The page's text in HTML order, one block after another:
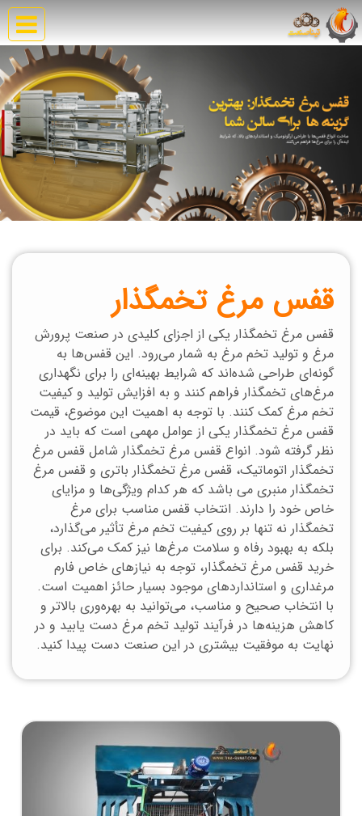
قفس مرغ تخمگذار
قفس مرغ تخمگذار یکی از اجزای کلیدی در صنعت پرورش
مرغ و تولید تخم مرغ به شمار می‌رود. این قفس‌ها به
گونه‌ای طراحی شده‌اند که شرایط بهینه‌ای را برای نگهداری
مرغ‌های تخمگذار فراهم کنند و به افزایش تولید و کیفیت
تخم مرغ کمک کنند. با توجه به اهمیت این موضوع، قیمت
قفس مرغ تخمگذار یکی از عوامل مهمی است که باید در
نظر گرفته شود. انواع قفس مرغ تخمگذار شامل قفس مرغ
تخمگذار اتوماتیک، قفس مرغ تخمگذار باتری و قفس مرغ
تخمگذار منبری می باشد که هر کدام ویژگی‌ها و مزایای
خاص خود را دارند. انتخاب قفس مناسب برای مرغ
تخمگذار نه تنها بر روی کیفیت تخم مرغ تأثیر می‌گذارد،
بلکه به بهبود رفاه و سلامت مرغ‌ها نیز کمک می‌کند. برای
خرید قفس مرغ تخمگذار، توجه به نیازهای خاص فارم
مرغداری و استانداردهای موجود بسیار حائز اهمیت است.
با انتخاب صحیح و مناسب، می‌توانید به بهره‌وری بالاتر و
کاهش هزینه‌ها در فرآیند تولید تخم مرغ دست یابید و در
نهایت به موفقیت بیشتری در این صنعت دست پیدا کنید.